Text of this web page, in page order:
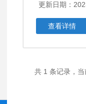
更新日期：
查看详情
共 1 条记录，